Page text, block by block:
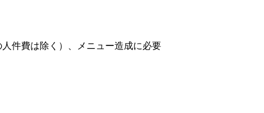
件費は除く）、メニュー造成に必要